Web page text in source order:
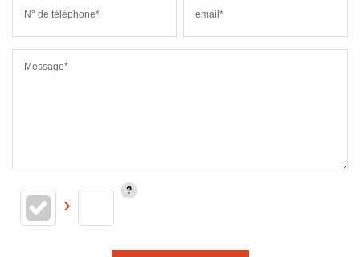
N° de téléphone* email*
Message*